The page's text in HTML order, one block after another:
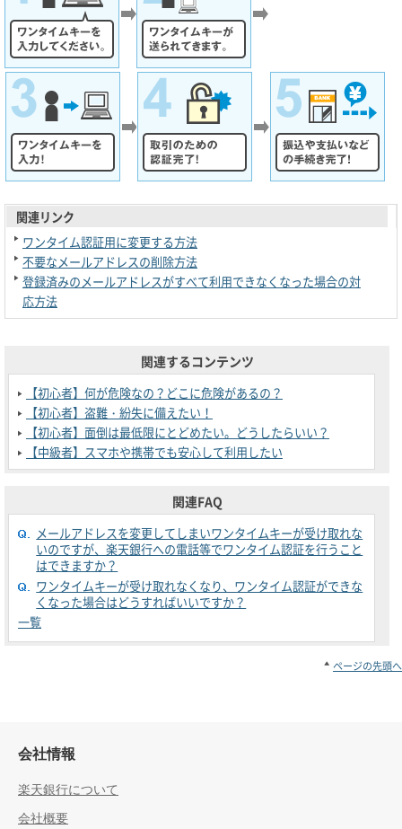
関連リンク
ワンタイム認証用に変更する方法
不要なメールアドレスの削除方法
登録済みのメールアドレスがすべて利用できなくなった場合の対
応方法
関連するコンテンツ
【初心者】何が危険なの？どこに危険があるの？
【初心者】盗難・紛失に備えたい！
【初心者】面倒は最低限にとどめたい。どうしたらいい？
【中級者】スマホや携帯でも安心して利用したい
関連FAQ
メールアドレスを変更してしまいワンタイムキーが受け取れな
いのですが、楽天銀行への電話等でワンタイム認証を行うこと
はできますか？
ワンタイムキーが受け取れなくなり、ワンタイム認証ができな
くなった場合はどうすればいいですか？
一覧
ページの先頭へ
会社情報
楽天銀行について
会社概要